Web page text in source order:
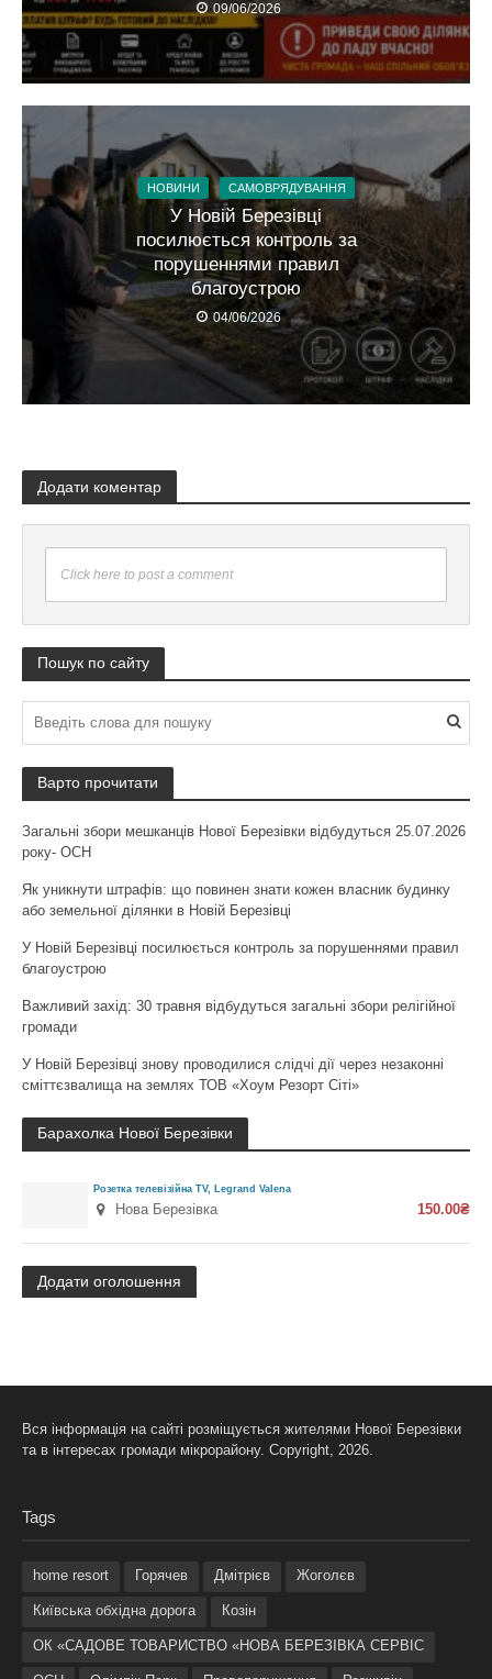
09/06/2026
НОВИНИ САМОВРЯДУВАННЯ
У Новій Березівці
посилюється контроль за
порушеннями правил
благоустрою
04/06/2026
Додати коментар
Click here to post a comment
Пошук по сайту
Варто прочитати
Загальні збори мешканців Нової Березівки відбудуться 25.07.2026
року- ОСН
Як уникнути штрафів: що повинен знати кожен власник будинку
або земельної ділянки в Новій Березівці
У Новій Березівці посилюється контроль за порушеннями правил
благоустрою
Важливий захід: 30 травня відбудуться загальні збори релігійної
громади
У Новій Березівці знову проводилися слідчі дії через незаконні
сміттєзвалища на землях ТОВ «Хоум Резорт Сіті»
Барахолка Нової Березівки
Розетка телевізійна TV, Legrand Valena
Нова Березівка 150.00₴
Додати оголошення
Вся інформація на сайті розміщується жителями Нової Березівки
та в інтересах громади мікрорайону. Copyright, 2026.
Tags
home resort Горячев Дмітрієв Жоголєв
Київська обхідна дорога Козін
ОК «САДОВЕ ТОВАРИСТВО «НОВА БЕРЕЗІВКА СЕРВІС